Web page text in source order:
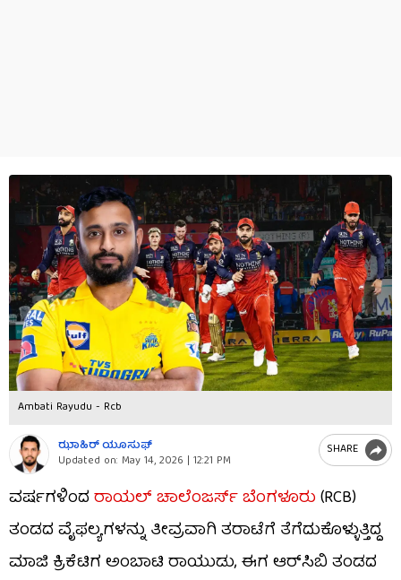
Ambati Rayudu - Rcb
ಝಾಹಿರ್ ಯೂಸುಫ್
Updated on: May 14, 2026 | 12:21 PM
SHARE
ವರ್ಷಗಳಿಂದರಾಯಲ್ ಚಾಲೆಂಜರ್ಸ್ ಬೆಂಗಳೂರು(RCB)
ತಂಡದ ವೈಫಲ್ಯಗಳನ್ನು ತೀವ್ರವಾಗಿ ತರಾಟೆಗೆ ತೆಗೆದುಕೊಳ್ಳುತ್ತಿದ್ದ
ಮಾಜಿ ಕ್ರಿಕೆಟಿಗ ಅಂಬಾಟಿ ರಾಯುಡು, ಈಗ ಆರ್‌ಸಿಬಿ ತಂಡದ